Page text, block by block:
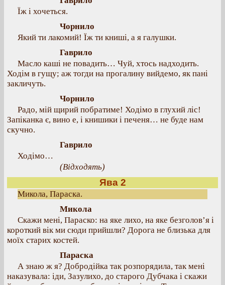
Їж і хочеться.
Чорнило
Який ти лакомий! Їж ти книші, а я галушки.
Гаврило
Масло каші не повадить… Чуй, хтось надходить.
Ходім в гущу; аж тогди на прогалину вийдемо, як пані
закличуть.
Чорнило
Радо, мій щирий побратиме! Ходімо в глухий ліс!
Запіканка є, вино е, і книшики і печеня… не буде нам
скучно.
Гаврило
Ходімо…
(Відходять)
Ява 2
Микола, Параска.
Микола
Скажи мені, Параско: на яке лихо, на яке безголов’я і
короткий вік ми сюди прийшли? Дорога не близька для
моїх старих костей.
Параска
А знаю ж я? Добродійка так розпорядила, так мені
наказувала: іди, Зазулихо, до старого Дубчака і скажи